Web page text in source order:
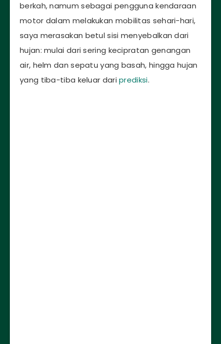
berkah, namum sebagai pengguna kendaraan
motor dalam melakukan mobilitas sehari-hari,
saya merasakan betul sisi menyebalkan dari
hujan: mulai dari sering kecipratan genangan
air, helm dan sepatu yang basah, hingga hujan
yang tiba-tiba keluar dariprediksi.